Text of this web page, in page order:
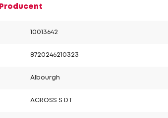
Producent
10013642
8720246210323
Albourgh
ACROSS S DT